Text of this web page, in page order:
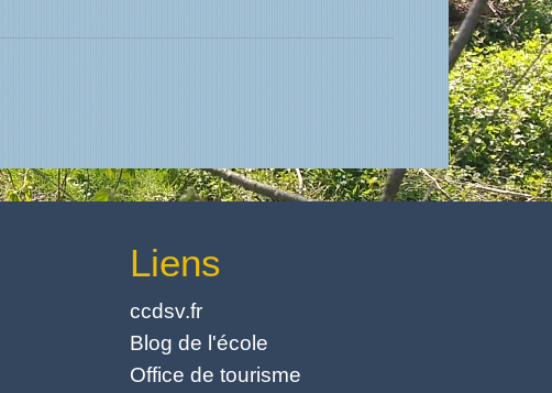
Liens
ccdsv.fr
Blog de l'école
Office de tourisme